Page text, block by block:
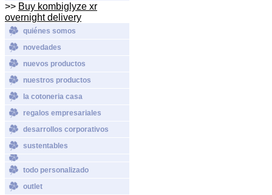
>> Buy kombiglyze xr
overnight delivery
quiénes somos
novedades
nuevos productos
nuestros productos
la cotoneria casa
regalos empresariales
desarrollos corporativos
sustentables
todo personalizado
outlet